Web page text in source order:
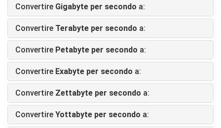
Convertire Gigabyte per secondo a:
Convertire Terabyte per secondo a:
Convertire Petabyte per secondo a:
Convertire Exabyte per secondo a:
Convertire Zettabyte per secondo a:
Convertire Yottabyte per secondo a: